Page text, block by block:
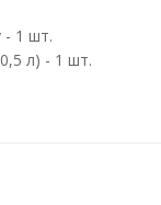
- 1 шт.
л) - 1 шт.